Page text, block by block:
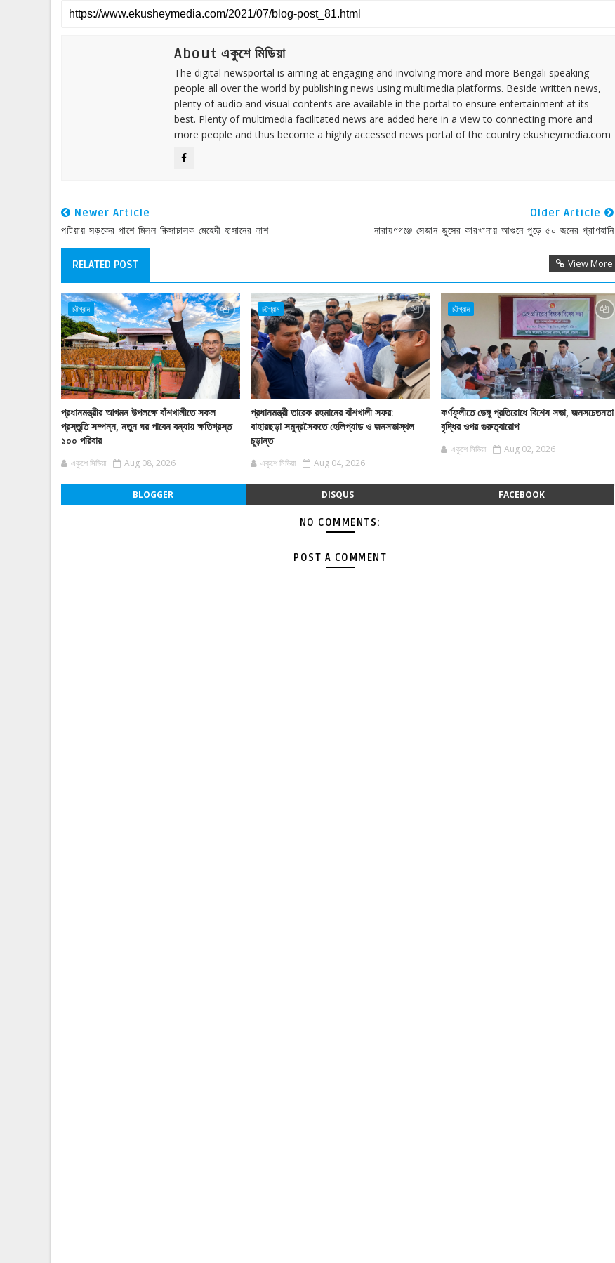
About একুশে মিডিয়া
The digital newsportal is aiming at engaging and involving more and more Bengali speaking
people all over the world by publishing news using multimedia platforms. Beside written news,
plenty of audio and visual contents are available in the portal to ensure entertainment at its
best. Plenty of multimedia facilitated news are added here in a view to connecting more and
more people and thus become a highly accessed news portal of the country ekusheymedia.com
Newer Article
পটিয়ায় সড়কের পাশে মিলল রিক্সাচালক মেহেদী হাসানের লাশ
Older Article
নারায়ণগঞ্জে সেজান জুসের কারখানায় আগুনে পুড়ে ৫০ জনের প্রাণহানি
RELATED POST View More
চট্টগ্রাম
প্রধানমন্ত্রীর আগমন উপলক্ষে বাঁশখালীতে সকল
প্রস্তুতি সম্পন্ন, নতুন ঘর পাবেন বন্যায় ক্ষতিগ্রস্ত
১০০ পরিবার
একুশে মিডিয়া Aug 08, 2026
চট্টগ্রাম
প্রধানমন্ত্রী তারেক রহমানের বাঁশখালী সফর:
বাহারছড়া সমুদ্রসৈকতে হেলিপ্যাড ও জনসভাস্থল
চূড়ান্ত
একুশে মিডিয়া Aug 04, 2026
চট্টগ্রাম
কর্ণফুলীতে ডেঙ্গু প্রতিরোধে বিশেষ সভা, জনসচেতনতা
বৃদ্ধির ওপর গুরুত্বারোপ
একুশে মিডিয়া Aug 02, 2026
BLOGGER DISQUS FACEBOOK
NO COMMENTS:
POST A COMMENT